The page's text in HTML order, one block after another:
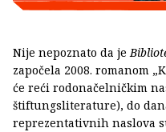
Nije nepoznato da je
započela 2008. romanom
će reći rodonačelničkim
štiftungsliterature), do
reprezentativnih naslova